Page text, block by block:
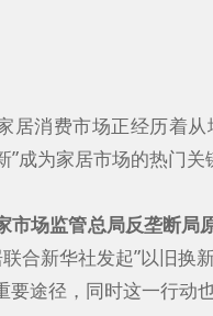
居消费市场正经历着
”成为家居市场的热门
市场监管总局反垄断局
合新华社发起”以旧换新
要途径，同时这一行动